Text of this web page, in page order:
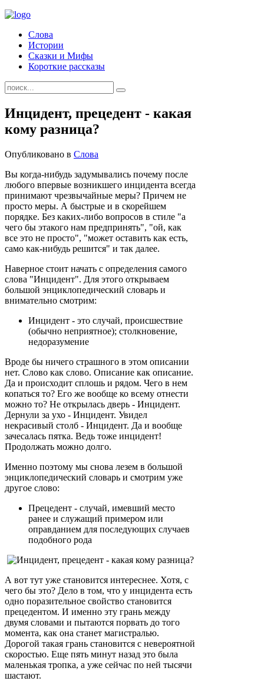
Слова
Истории
Сказки и Мифы
Короткие рассказы
Инцидент, прецедент - какая
кому разница?
Опубликовано в Слова
Вы когда-нибудь задумывались почему после
любого впервые возникшего инцидента всегда
принимают чрезвычайные меры? Причем не
просто меры. А быстрые и в скорейшем
порядке. Без каких-либо вопросов в стиле "а
чего бы этакого нам предпринять", "ой, как
все это не просто", "может оставить как есть,
само как-нибудь решится" и так далее.
Наверное стоит начать с определения самого
слова "Инцидент". Для этого открываем
большой энциклопедический словарь и
внимательно смотрим:
Инцидент - это случай, происшествие
(обычно неприятное); столкновение,
недоразумение
Вроде бы ничего страшного в этом описании
нет. Слово как слово. Описание как описание.
Да и происходит сплошь и рядом. Чего в нем
копаться то? Его же вообще ко всему отнести
можно то? Не открылась дверь - Инцидент.
Дернули за ухо - Инцидент. Увидел
некрасивый столб - Инцидент. Да и вообще
зачесалась пятка. Ведь тоже инцидент!
Продолжать можно долго.
Именно поэтому мы снова лезем в большой
энциклопедический словарь и смотрим уже
другое слово:
Прецедент - случай, имевший место
ранее и служащий примером или
оправданием для последующих случаев
подобного рода
А вот тут уже становится интереснее. Хотя, с
чего бы это? Дело в том, что у инцидента есть
одно поразительное свойство становится
прецедентом. И именно эту грань между
двумя словами и пытаются порвать до того
момента, как она станет магистралью.
Дорогой такая грань становится с невероятной
скоростью. Еще пять минут назад это была
маленькая тропка, а уже сейчас по ней тысячи
шастают.